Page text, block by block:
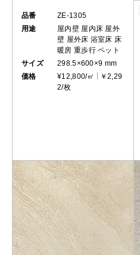
品番
ZE-1305
用途
屋内壁 屋内床 屋外
壁 屋外床 浴室床 床
暖房 重歩行 ペット
サイズ
298.5×600×9 mm
価格
¥12,800/㎡
￥2,29
2/枚